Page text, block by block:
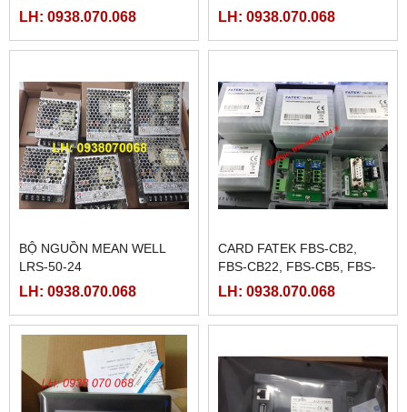
LH: 0938.070.068 LH: 0938.070.068
BỘ NGUỒN MEAN WELL
LRS-50-24
LH: 0938.070.068
CARD FATEK FBS-CB2,
FBS-CB22, FBS-CB5, FBS-
CB25, FBS-CB55
LH: 0938.070.068